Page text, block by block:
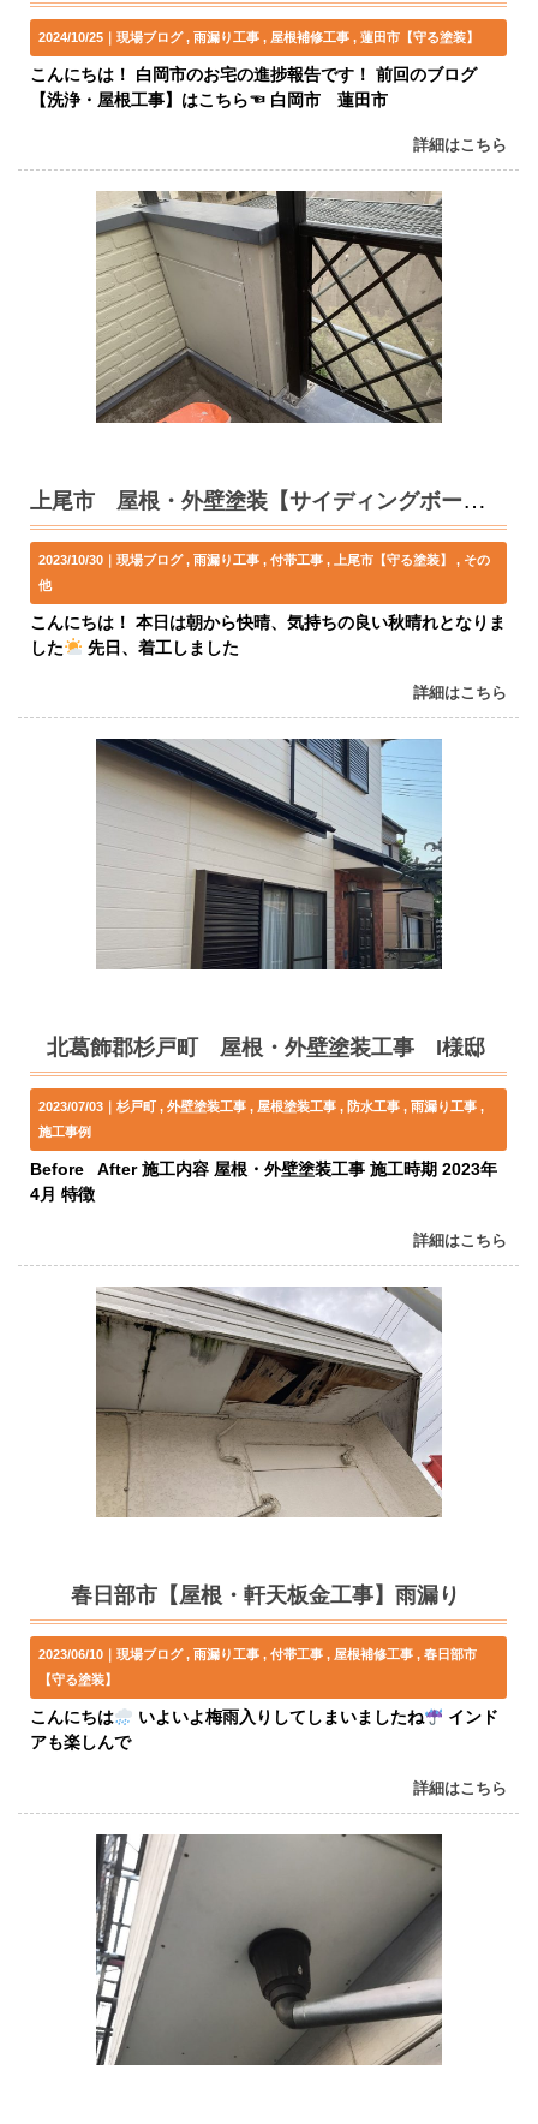
2024/10/25｜現場ブログ 雨漏り工事 屋根補修工事 蓮田市【守る塗装】
こんにちは！ 白岡市のお宅の進捗報告です！ 前回のブログ
【洗浄・屋根工事】はこちら☜ 白岡市 蓮田市
詳細はこちら
上尾市 屋根・外壁塗装【サイディングボード補修工事】
2023/10/30｜現場ブログ 雨漏り工事 付帯工事 上尾市【守る塗装】
その
他
こんにちは！ 本日は朝から快晴、気持ちの良い秋晴れとなりま
した
先日、着工しました
詳細はこちら
北葛飾郡杉戸町 屋根・外壁塗装工事 I様邸
2023/07/03｜杉戸町 外壁塗装工事 屋根塗装工事 防水工事
雨漏り工事
施工事例
Before After 施工内容 屋根・外壁塗装工事 施工時期 2023年
4月 特徴
詳細はこちら
春日部市【屋根・軒天板金工事】雨漏り
2023/06/10｜現場ブログ 雨漏り工事 付帯工事 屋根補修工事
春日部市
【守る塗装】
こんにちは いよいよ梅雨入りしてしまいましたね
インド
アも楽しんで
詳細はこちら